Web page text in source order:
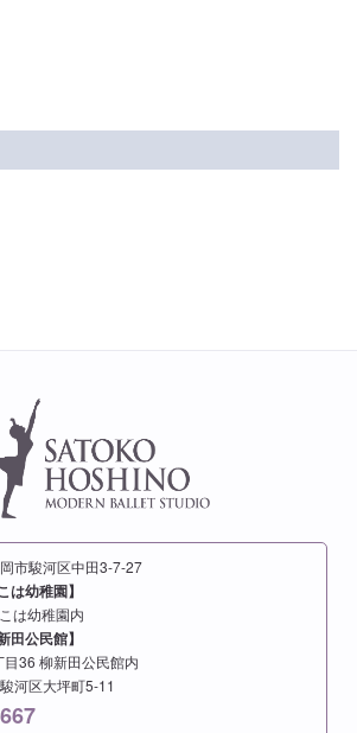
市駿河区中田3-7-27
は幼稚園】
は幼稚園内
田公民館】
36 柳新田公民館内
河区大坪町5-11